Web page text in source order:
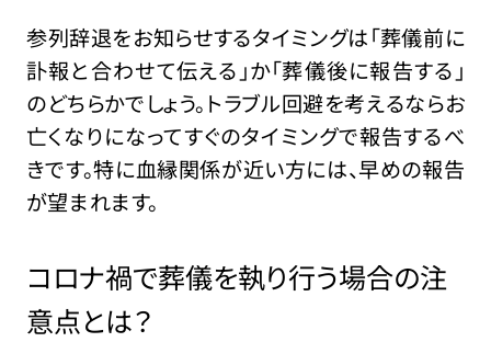
参列辞退をお知らせするタイミングは「葬儀前に
訃報と合わせて伝える」か「葬儀後に報告する」
のどちらかでしょう。トラブル回避を考えるならお
亡くなりになってすぐのタイミングで報告するべ
きです。特に血縁関係が近い方には、早めの報告
が望まれます。
コロナ禍で葬儀を執り行う場合の注
意点とは？